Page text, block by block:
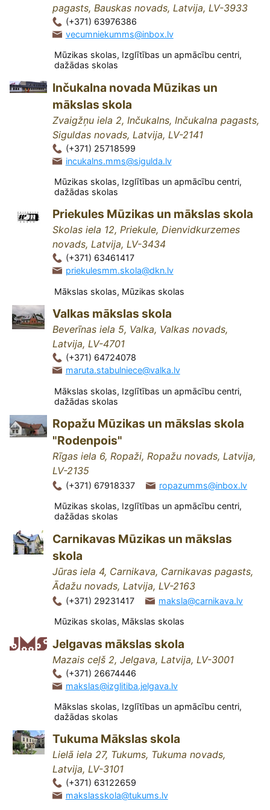
pagasts, Bauskas novads, Latvija, LV-3933
(+371) 63976386
vecumniekumms@inbox.lv
Mūzikas skolas, Izglītības un apmācību centri,
dažādas skolas
Inčukalna novada Mūzikas un
mākslas skola
Zvaigžņu iela 2, Inčukalns, Inčukalna pagasts,
Siguldas novads, Latvija, LV-2141
(+371) 25718599
incukalns.mms@sigulda.lv
Mūzikas skolas, Izglītības un apmācību centri,
dažādas skolas
Priekules Mūzikas un mākslas skola
Skolas iela 12, Priekule, Dienvidkurzemes
novads, Latvija, LV-3434
(+371) 63461417
priekulesmm.skola@dkn.lv
Mākslas skolas, Mūzikas skolas
Valkas mākslas skola
Beverīnas iela 5, Valka, Valkas novads,
Latvija, LV-4701
(+371) 64724078
maruta.stabulniece@valka.lv
Mākslas skolas, Izglītības un apmācību centri,
dažādas skolas
Ropažu Mūzikas un mākslas skola
"Rodenpois"
Rīgas iela 6, Ropaži, Ropažu novads, Latvija,
LV-2135
(+371) 67918337 ropazumms@inbox.lv
Mūzikas skolas, Izglītības un apmācību centri,
dažādas skolas
Carnikavas Mūzikas un mākslas
skola
Jūras iela 4, Carnikava, Carnikavas pagasts,
Ādažu novads, Latvija, LV-2163
(+371) 29231417 maksla@carnikava.lv
Mūzikas skolas, Mākslas skolas
Jelgavas mākslas skola
Mazais ceļš 2, Jelgava, Latvija, LV-3001
(+371) 26674446
makslas@izglitiba.jelgava.lv
Mākslas skolas, Izglītības un apmācību centri,
dažādas skolas
Tukuma Mākslas skola
Lielā iela 27, Tukums, Tukuma novads,
Latvija, LV-3101
(+371) 63122659
makslasskola@tukums.lv